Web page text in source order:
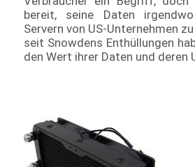
bereit, seine Daten
Servern von US-Unternehmen
seit Snowdens Enthüllungen
den Wert ihrer Daten und deren